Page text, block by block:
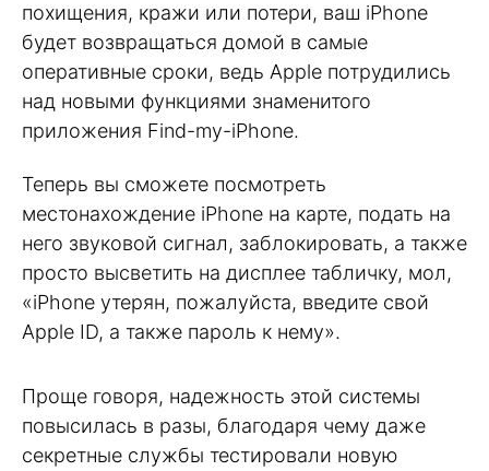
похищения, кражи или потери, ваш iPhone
будет возвращаться домой в самые
оперативные сроки, ведь Apple потрудились
над новыми функциями знаменитого
приложения Find-my-iPhone.
Теперь вы сможете посмотреть
местонахождение iPhone на карте, подать на
него звуковой сигнал, заблокировать, а также
просто высветить на дисплее табличку, мол,
«iPhone утерян, пожалуйста, введите свой
Apple ID, а также пароль к нему».
Проще говоря, надежность этой системы
повысилась в разы, благодаря чему даже
секретные службы тестировали новую